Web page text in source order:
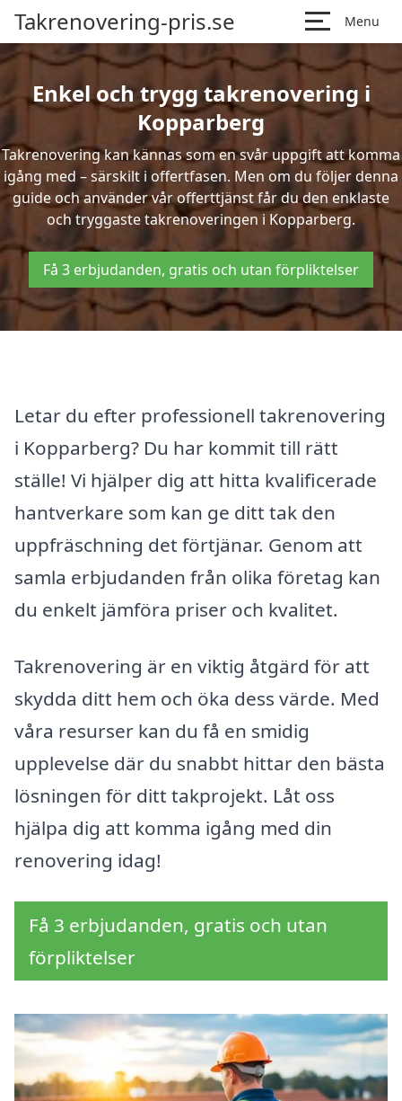
Takrenovering-pris.se Menu
Enkel och trygg takrenovering i
Kopparberg
Takrenovering kan kännas som en svår uppgift att komma
igång med – särskilt i offertfasen. Men om du följer denna
guide och använder vår offerttjänst får du den enklaste
och tryggaste takrenoveringen i Kopparberg.
Få 3 erbjudanden, gratis och utan förpliktelser
Letar du efter professionell takrenovering
i Kopparberg? Du har kommit till rätt
ställe! Vi hjälper dig att hitta kvalificerade
hantverkare som kan ge ditt tak den
uppfräschning det förtjänar. Genom att
samla erbjudanden från olika företag kan
du enkelt jämföra priser och kvalitet.
Takrenovering är en viktig åtgärd för att
skydda ditt hem och öka dess värde. Med
våra resurser kan du få en smidig
upplevelse där du snabbt hittar den bästa
lösningen för ditt takprojekt. Låt oss
hjälpa dig att komma igång med din
renovering idag!
Få 3 erbjudanden, gratis och utan
förpliktelser